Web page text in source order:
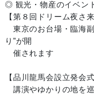
◎ 観光・物産のイベン
【第８回ドリーム夜さ
東京のお台場・臨海
り”が開
催されます
【品川龍馬会設立発会
講演やゆかりの地を